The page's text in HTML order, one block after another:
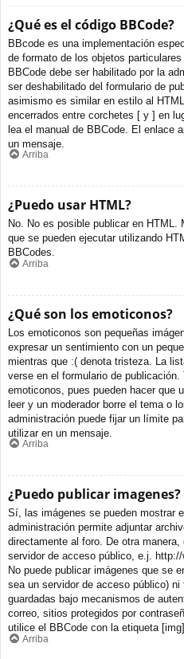
¿Qué es el código BBCode?
BBcode es una implementación
de formato de los objetos
BBCode debe ser habilitado por la
ser deshabilitado del formulario de
asimismo es similar en estilo al
encerrados entre corchetes [ y ] en
lea el manual de BBCode. El enlace
un mensaje.
Arriba
¿Puedo usar HTML?
No. No es posible publicar en
que se pueden ejecutar utilizando
BBCodes.
Arriba
¿Qué son los emoticonos?
Los emoticonos son pequeñas
expresar un sentimiento con un
mientras que :( denota tristeza. La
verse en el formulario de
emoticonos, pues pueden hacer que
leer y un moderador borre el tema o
administración puede fijar un límite
utilizar en un mensaje.
Arriba
¿Puedo publicar imagenes?
Sí, las imágenes se pueden mostrar
administración permite adjuntar
directamente al foro. De otra
servidor de acceso público, e.j.
No puede publicar imágenes que se
sea un servidor de acceso público)
guardadas bajo mecanismos de
correo, sitios protegidos por
utilice el BBCode con la etiqueta
Arriba